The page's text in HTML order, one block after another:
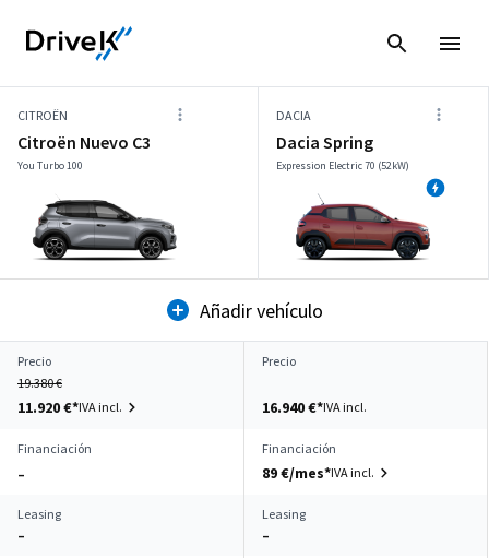
CITROËN
Citroën Nuevo C3
You Turbo 100
DACIA
Dacia Spring
Expression Electric 70 (52kW)
Añadir vehículo
Precio
19.380 €
11.920 €*IVA incl.
Precio
16.940 €*IVA incl.
Financiación
–
Financiación
89 €/mes*IVA incl.
Leasing
–
Leasing
–